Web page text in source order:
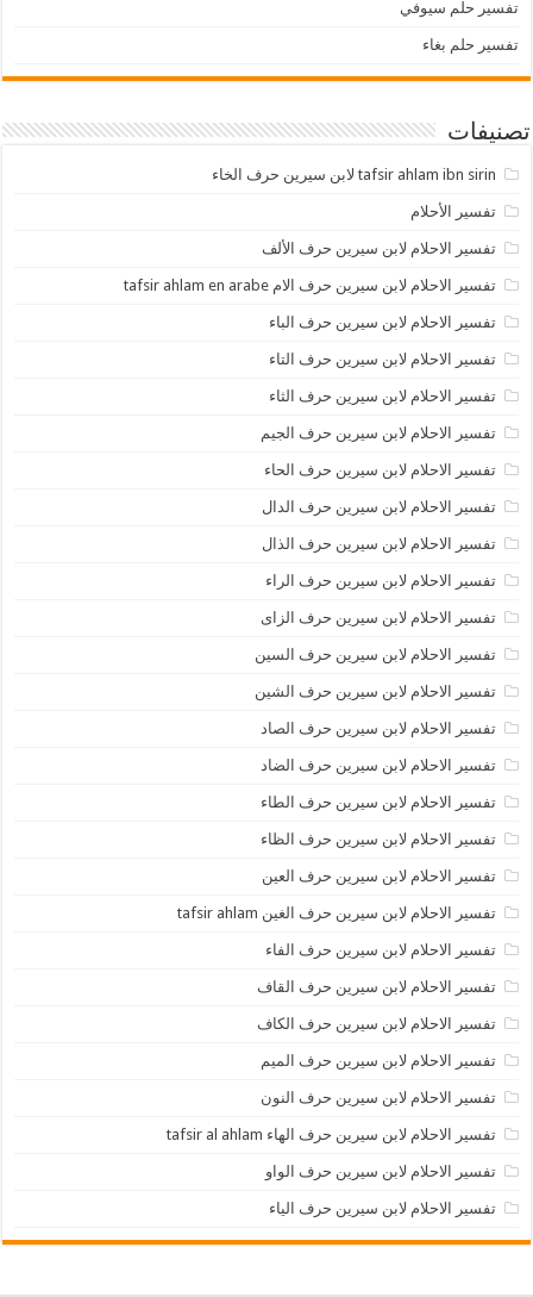
تفسير حلم سيوفي
تفسير حلم بغاء
تصنيفات
tafsir ahlam ibn sirin لابن سيرين حرف الخاء
تفسير الأحلام
تفسير الاحلام لابن سيرين حرف الألف
تفسير الاحلام لابن سيرين حرف الام tafsir ahlam en arabe
تفسير الاحلام لابن سيرين حرف الباء
تفسير الاحلام لابن سيرين حرف التاء
تفسير الاحلام لابن سيرين حرف الثاء
تفسير الاحلام لابن سيرين حرف الجيم
تفسير الاحلام لابن سيرين حرف الحاء
تفسير الاحلام لابن سيرين حرف الدال
تفسير الاحلام لابن سيرين حرف الذال
تفسير الاحلام لابن سيرين حرف الراء
تفسير الاحلام لابن سيرين حرف الزاى
تفسير الاحلام لابن سيرين حرف السين
تفسير الاحلام لابن سيرين حرف الشين
تفسير الاحلام لابن سيرين حرف الصاد
تفسير الاحلام لابن سيرين حرف الضاد
تفسير الاحلام لابن سيرين حرف الطاء
تفسير الاحلام لابن سيرين حرف الظاء
تفسير الاحلام لابن سيرين حرف العين
تفسير الاحلام لابن سيرين حرف الغين tafsir ahlam
تفسير الاحلام لابن سيرين حرف الفاء
تفسير الاحلام لابن سيرين حرف القاف
تفسير الاحلام لابن سيرين حرف الكاف
تفسير الاحلام لابن سيرين حرف الميم
تفسير الاحلام لابن سيرين حرف النون
تفسير الاحلام لابن سيرين حرف الهاء tafsir al ahlam
تفسير الاحلام لابن سيرين حرف الواو
تفسير الاحلام لابن سيرين حرف الياء